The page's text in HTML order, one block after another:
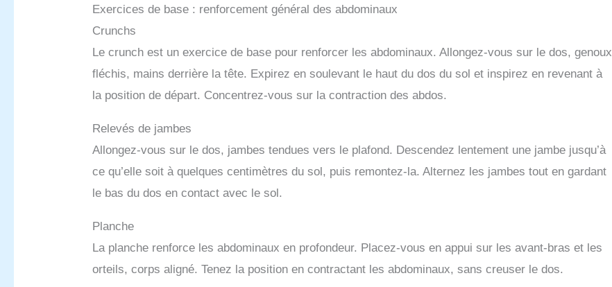
Exercices de base : renforcement général des abdominaux
Crunchs
Le crunch est un exercice de base pour renforcer les abdominaux. Allongez-vous sur le dos, genoux
fléchis, mains derrière la tête. Expirez en soulevant le haut du dos du sol et inspirez en revenant à
la position de départ. Concentrez-vous sur la contraction des abdos.
Relevés de jambes
Allongez-vous sur le dos, jambes tendues vers le plafond. Descendez lentement une jambe jusqu’à
ce qu’elle soit à quelques centimètres du sol, puis remontez-la. Alternez les jambes tout en gardant
le bas du dos en contact avec le sol.
Planche
La planche renforce les abdominaux en profondeur. Placez-vous en appui sur les avant-bras et les
orteils, corps aligné. Tenez la position en contractant les abdominaux, sans creuser le dos.